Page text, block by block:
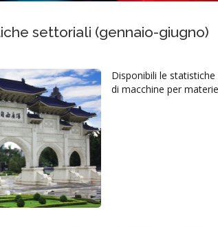
settoriali (gennaio-giugno)
Disponibili le
di macchine per